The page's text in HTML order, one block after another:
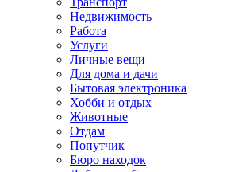
Недвижимость
Работа
Услуги
Личные вещи
Для дома и дачи
Бытовая электроника
Хобби и отдых
Животные
Отдам
Попутчик
Бюро находок